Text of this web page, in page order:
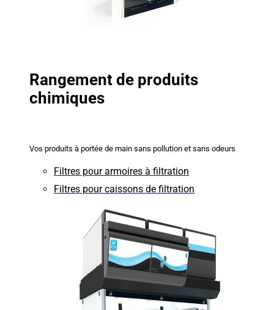
Rangement de produits
chimiques
Vos produits à portée de main sans pollution et sans odeurs
Filtres pour armoires à filtration
Filtres pour caissons de filtration